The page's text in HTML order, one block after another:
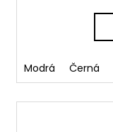
Modrá Černá